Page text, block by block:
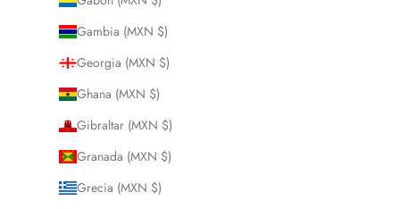
Gambia (MXN $)
Georgia (MXN $)
Ghana (MXN $)
Gibraltar (MXN $)
Granada (MXN $)
Grecia (MXN $)